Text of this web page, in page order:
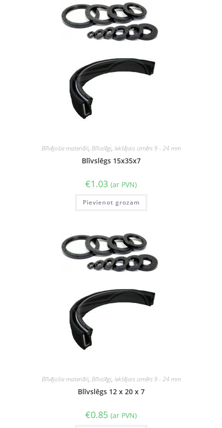
Blīvējošie materiāli, Blīvslēgi, Iekšējais izmērs 9 - 24 mm
Blīvslēgs 15x35x7
€1.03 (ar PVN)
Pievienot grozam
Blīvējošie materiāli, Blīvslēgi, Iekšējais izmērs 9 - 24 mm
Blīvslēgs 12 x 20 x 7
€0.85 (ar PVN)